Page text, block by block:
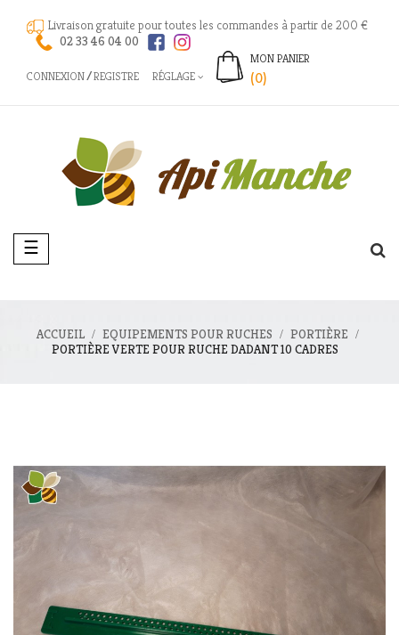
Livraison gratuite pour toutes les commandes à partir de 200 €
02 33 46 04 00
CONNEXION REGISTRE RÉGLAGE
MON PANIER
(0)
Basculer
la
☰
ACCUEIL EQUIPEMENTS POUR RUCHES
PORTIÈRE
PORTIÈRE VERTE POUR RUCHE DADANT 10 CADRES